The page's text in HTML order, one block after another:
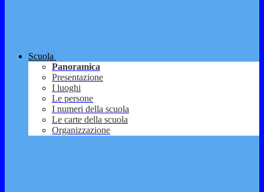
Scuola
Panoramica
Presentazione
I luoghi
Le persone
I numeri della scuola
Le carte della scuola
Organizzazione